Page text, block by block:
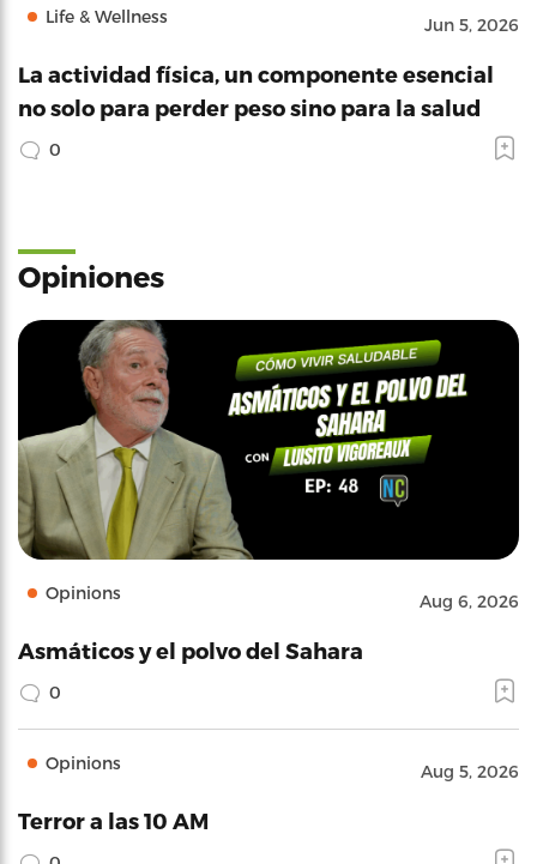
Life & Wellness Jun 5, 2026
La actividad física, un componente esencial
no solo para perder peso sino para la salud
0
Opiniones
Opinions Aug 6, 2026
Asmáticos y el polvo del Sahara
0
Opinions Aug 5, 2026
Terror a las 10 AM